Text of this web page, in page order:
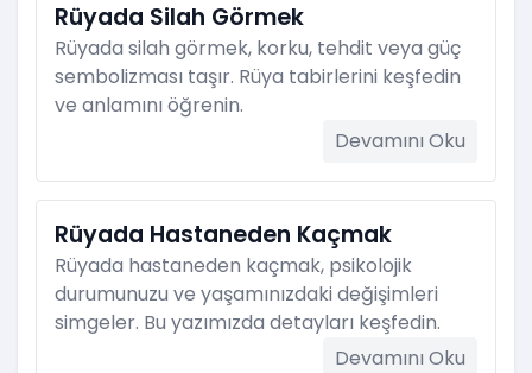
Rüyada Silah Görmek
Rüyada silah görmek, korku, tehdit veya güç
sembolizması taşır. Rüya tabirlerini keşfedin
ve anlamını öğrenin.
Devamını Oku
Rüyada Hastaneden Kaçmak
Rüyada hastaneden kaçmak, psikolojik
durumunuzu ve yaşamınızdaki değişimleri
simgeler. Bu yazımızda detayları keşfedin.
Devamını Oku